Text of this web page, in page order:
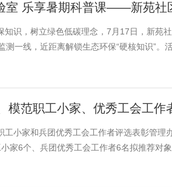
室 乐享暑期科普课——新苑社
知识，树立绿色低碳理念，7月17日，新苑
一线，近距离解锁生态环保“硬核知识”。活
模范职工小家、优秀工会工作
工小家和兵团优秀工会工作者评选表彰管
家6个、兵团优秀工会工作者6名拟推荐对象